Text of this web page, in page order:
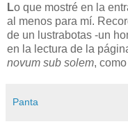
Lo que mostré en la
al menos para mí.
de un lustrabotas -un
en la lectura de la
novum sub solem,
Panta